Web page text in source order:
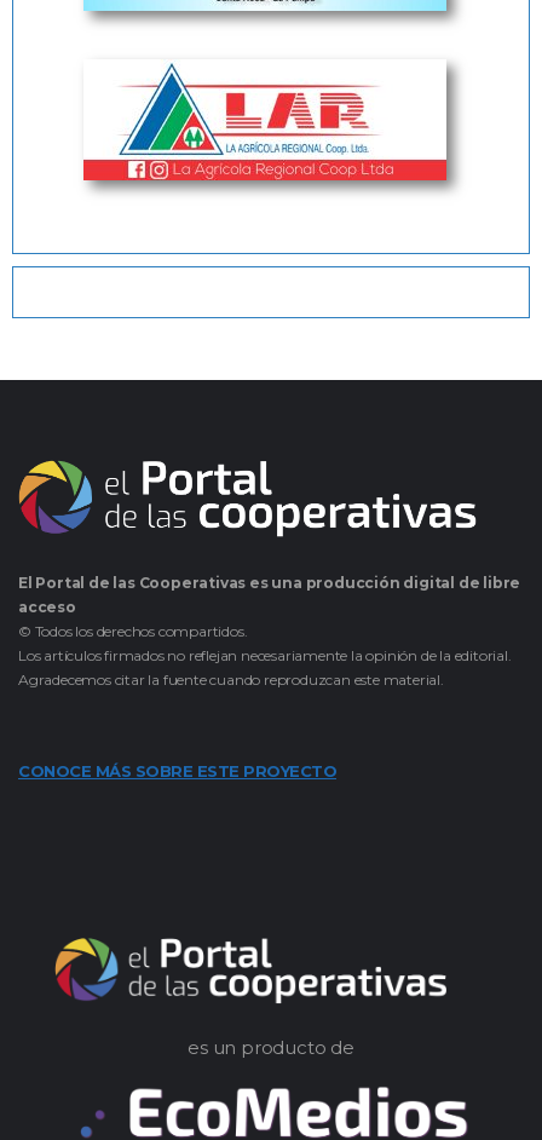
El Portal de las Cooperativas es una producción digital de libre
acceso
© Todos los derechos compartidos.
Los artículos firmados no reflejan necesariamente la opinión de la editorial.
Agradecemos citar la fuente cuando reproduzcan este material.
CONOCE MÁS SOBRE ESTE PROYECTO
es un producto de